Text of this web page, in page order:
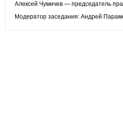
Алексей Чумичев — председатель
Модератор заседания: Андрей